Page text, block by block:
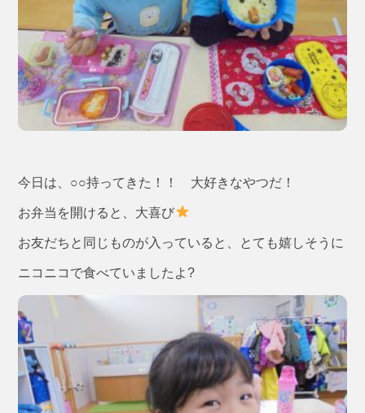
今日は、○○持ってきた！！ 大好きなやつだ！
お弁当を開けると、大喜び
お友だちと同じものが入っていると、とても嬉しそうに
ニコニコで食べていましたよ?